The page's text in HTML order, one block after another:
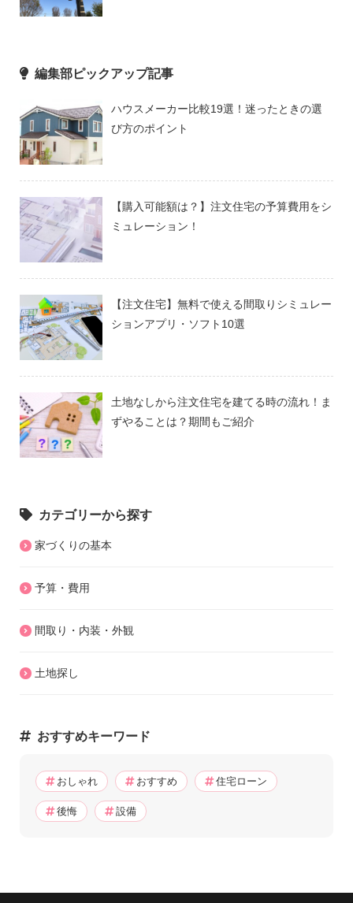
編集部ピックアップ記事
ハウスメーカー比較19選！迷ったときの選
び方のポイント
【購入可能額は？】注文住宅の予算費用をシ
ミュレーション！
【注文住宅】無料で使える間取りシミュレー
ションアプリ・ソフト10選
土地なしから注文住宅を建てる時の流れ！ま
ずやることは？期間もご紹介
カテゴリーから探す
家づくりの基本
予算・費用
間取り・内装・外観
土地探し
おすすめキーワード
おしゃれ おすすめ 住宅ローン
後悔 設備